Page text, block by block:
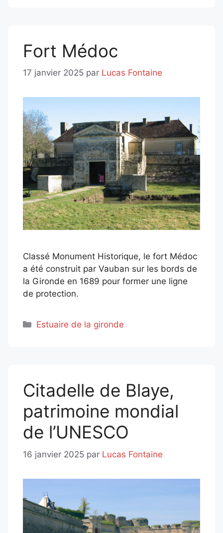
Fort Médoc
17 janvier 2025 par Lucas Fontaine
Classé Monument Historique, le fort Médoc
a été construit par Vauban sur les bords de
la Gironde en 1689 pour former une ligne
de protection.
Catégories
Estuaire de la gironde
Citadelle de Blaye,
patrimoine mondial
de l’UNESCO
16 janvier 2025 par Lucas Fontaine